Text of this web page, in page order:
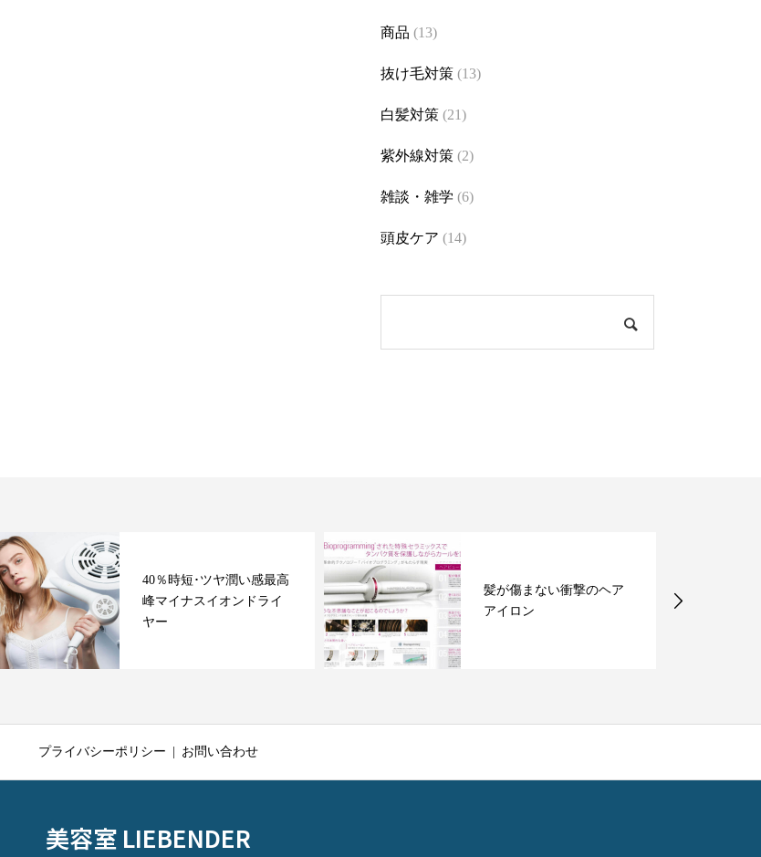
商品 (13)
抜け毛対策 (13)
白髪対策 (21)
紫外線対策 (2)
雑談・雑学 (6)
頭皮ケア (14)
40％時短･ツヤ潤い感最高
峰マイナスイオンドライ
ヤー
髪が傷まない衝撃のヘア
アイロン
プライバシーポリシー お問い合わせ
美容室 LIEBENDER